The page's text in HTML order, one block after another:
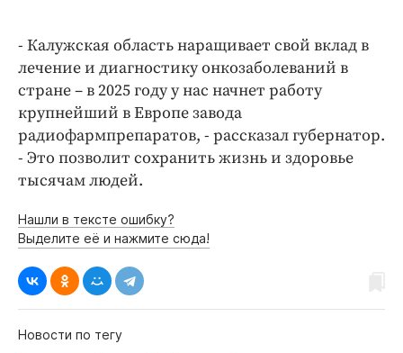
- Калужская область наращивает свой вклад в
лечение и диагностику онкозаболеваний в
стране – в 2025 году у нас начнет работу
крупнейший в Европе завода
радиофармпрепаратов, - рассказал губернатор.
- Это позволит сохранить жизнь и здоровье
тысячам людей.
Нашли в тексте ошибку?
Выделите её и нажмите сюда!
Новости по тегу